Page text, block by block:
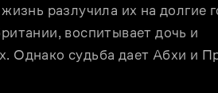
разлучила их на долгие
воспитывает дочь и
Однако судьба дает Абхи и